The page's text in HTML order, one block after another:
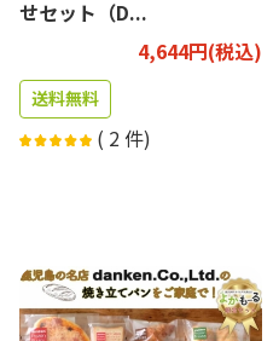
せセット（D...
4,644円(税込)
送料無料
( 2 件)